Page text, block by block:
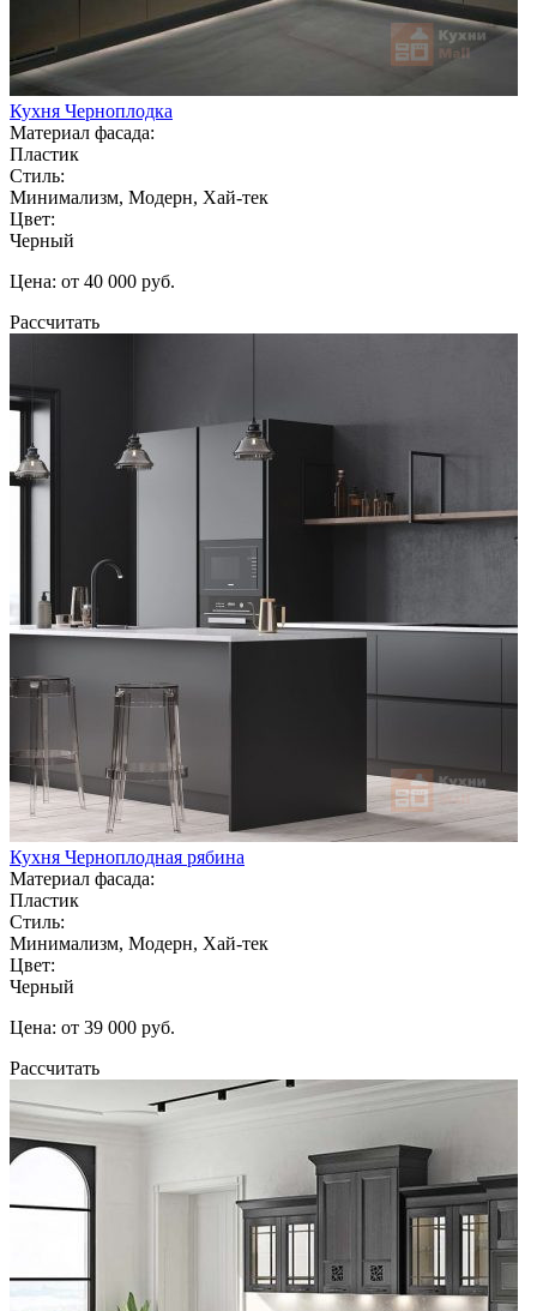
Кухня Черноплодка
Материал фасада:
Пластик
Стиль:
Минимализм, Модерн, Хай-тек
Цвет:
Черный
Цена: от 40 000 руб.
Рассчитать
Кухня Черноплодная рябина
Материал фасада:
Пластик
Стиль:
Минимализм, Модерн, Хай-тек
Цвет:
Черный
Цена: от 39 000 руб.
Рассчитать